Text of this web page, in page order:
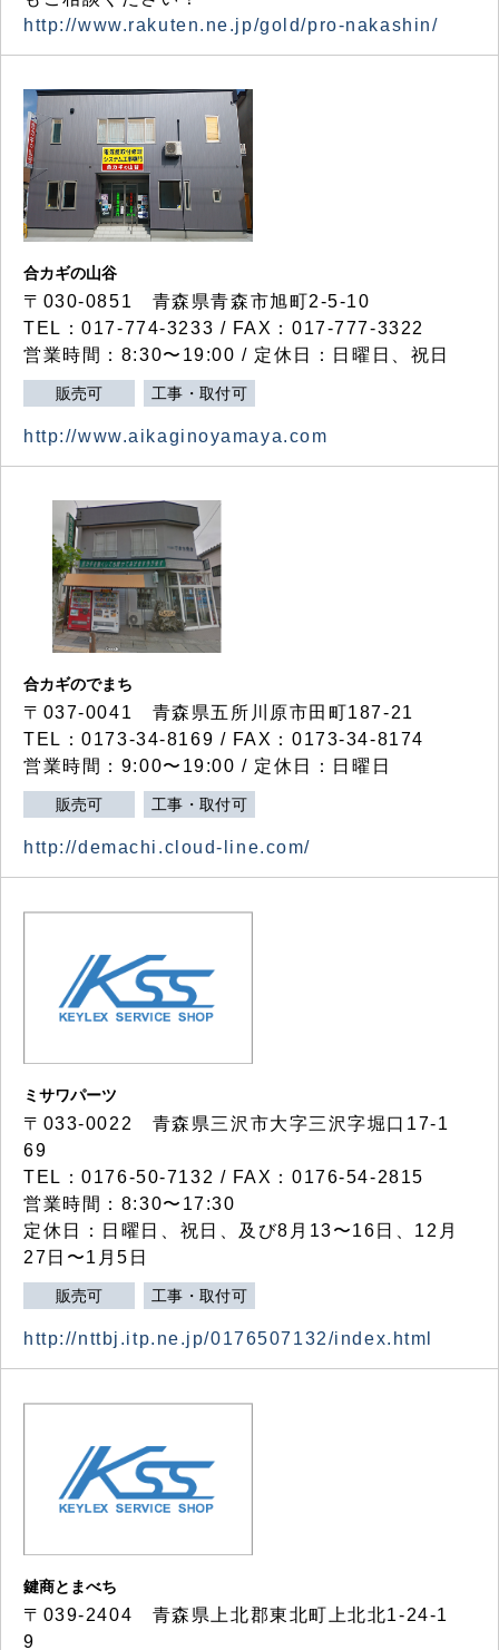
http://www.rakuten.ne.jp/gold/pro-nakashin/
合カギの山谷
〒030-0851 青森県青森市旭町2-5-10
TEL：017-774-3233 / FAX：017-777-3322
営業時間：8:30〜19:00 / 定休日：日曜日、祝日
販売可 工事・取付可
http://www.aikaginoyamaya.com
合カギのでまち
〒037-0041 青森県五所川原市田町187-21
TEL：0173-34-8169 / FAX：0173-34-8174
営業時間：9:00〜19:00 / 定休日：日曜日
販売可 工事・取付可
http://demachi.cloud-line.com/
ミサワパーツ
〒033-0022 青森県三沢市大字三沢字堀口17-1
69
TEL：0176-50-7132 / FAX：0176-54-2815
営業時間：8:30〜17:30
定休日：日曜日、祝日、及び8月13〜16日、12月
27日〜1月5日
販売可 工事・取付可
http://nttbj.itp.ne.jp/0176507132/index.html
鍵商とまべち
〒039-2404 青森県上北郡東北町上北北1-24-1
9